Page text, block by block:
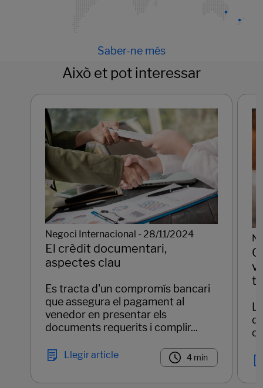
Saber-ne més
Això et pot interessar
Negoci Internacional - 28/11/2024
El crèdit documentari,
aspectes clau
Es tracta d'un compromís bancari
que assegura el pagament al
venedor en presentar els
documents requerits i complir...
Llegir article 4 min